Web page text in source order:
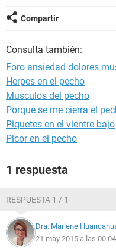
Compartir
Consulta también:
Foro ansiedad dolores
Herpes en el pecho
Musculos del pecho
Porque se me cierra el
Piquetes en el vientre bajo
Picor en el pecho
1 respuesta
RESPUESTA 1 / 1
Dra. Marlene
21 may 2015 a las 00:04